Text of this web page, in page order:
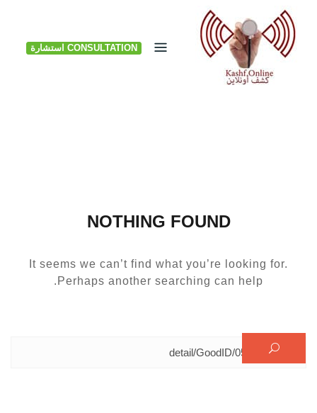
Skip
content
CONSULTATION استشارة
NOTHING FOUND
It seems we can’t find what you’re looking for.
Perhaps another searching can help.
البحث عن: